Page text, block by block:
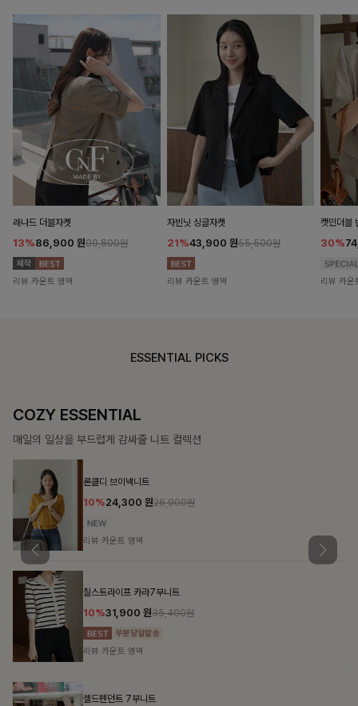
래나드 더블자켓
13%86,900 원99,800원
리뷰 카운트 영역
자빈닛 싱글자켓
21%43,900 원55,500원
리뷰 카운트 영역
캣민더블
30%
리뷰 카운
ESSENTIAL PICKS
COZY ESSENTIAL
매일의 일상을 부드럽게 감싸줄 니트 컬렉션
론클디 브이넥니트
10%24,300 원26,900원
리뷰 카운트 영역
칠스트라이프 카라7부니트
10%31,900 원35,400원
리뷰 카운트 영역
셀드펜던트 7부니트